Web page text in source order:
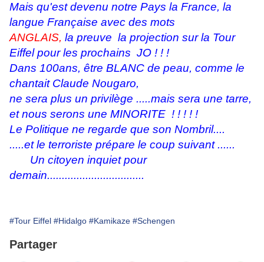
Mais qu'est devenu notre Pays la France, la
langue Française avec des mots
ANGLAIS, la preuve la projection sur la Tour
Eiffel pour les prochains JO ! ! !
Dans 100ans, être BLANC de peau, comme le
chantait Claude Nougaro,
ne sera plus un privilège .....mais sera une tarre,
et nous serons une MINORITE ! ! ! ! !
Le Politique ne regarde que son Nombril....
.....et le terroriste prépare le coup suivant ......
Un citoyen inquiet pour
demain.................................
#Tour Eiffel #Hidalgo #Kamikaze #Schengen
Partager